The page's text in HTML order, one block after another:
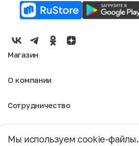
Мужской
Женский
Мы используем cookie-файлы.
Москва
Магазин
Мужское
О компании
Отзывы
Магазины
Сотрудничество
Реклама